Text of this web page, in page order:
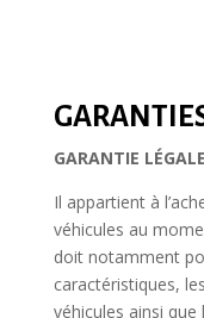
GARANTIE
Il appartient à
véhicules au
doit notamment
caractéristiques,
véhicules ainsi